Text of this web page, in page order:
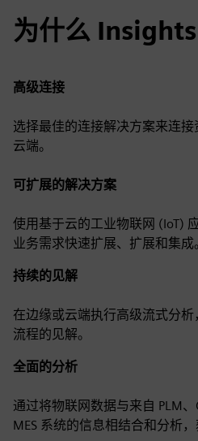
为什么 Insights
高级连接
选择最佳的连接解决方案来连
云端。
可扩展的解决方案
使用基于云的工业物联网 (IoT)
业务需求快速扩展、扩展和集成
持续的见解
在边缘或云端执行高级流式分
流程的见解。
全面的分析
通过将物联网数据与来自 PLM、
MES 系统的信息相结合和分析，